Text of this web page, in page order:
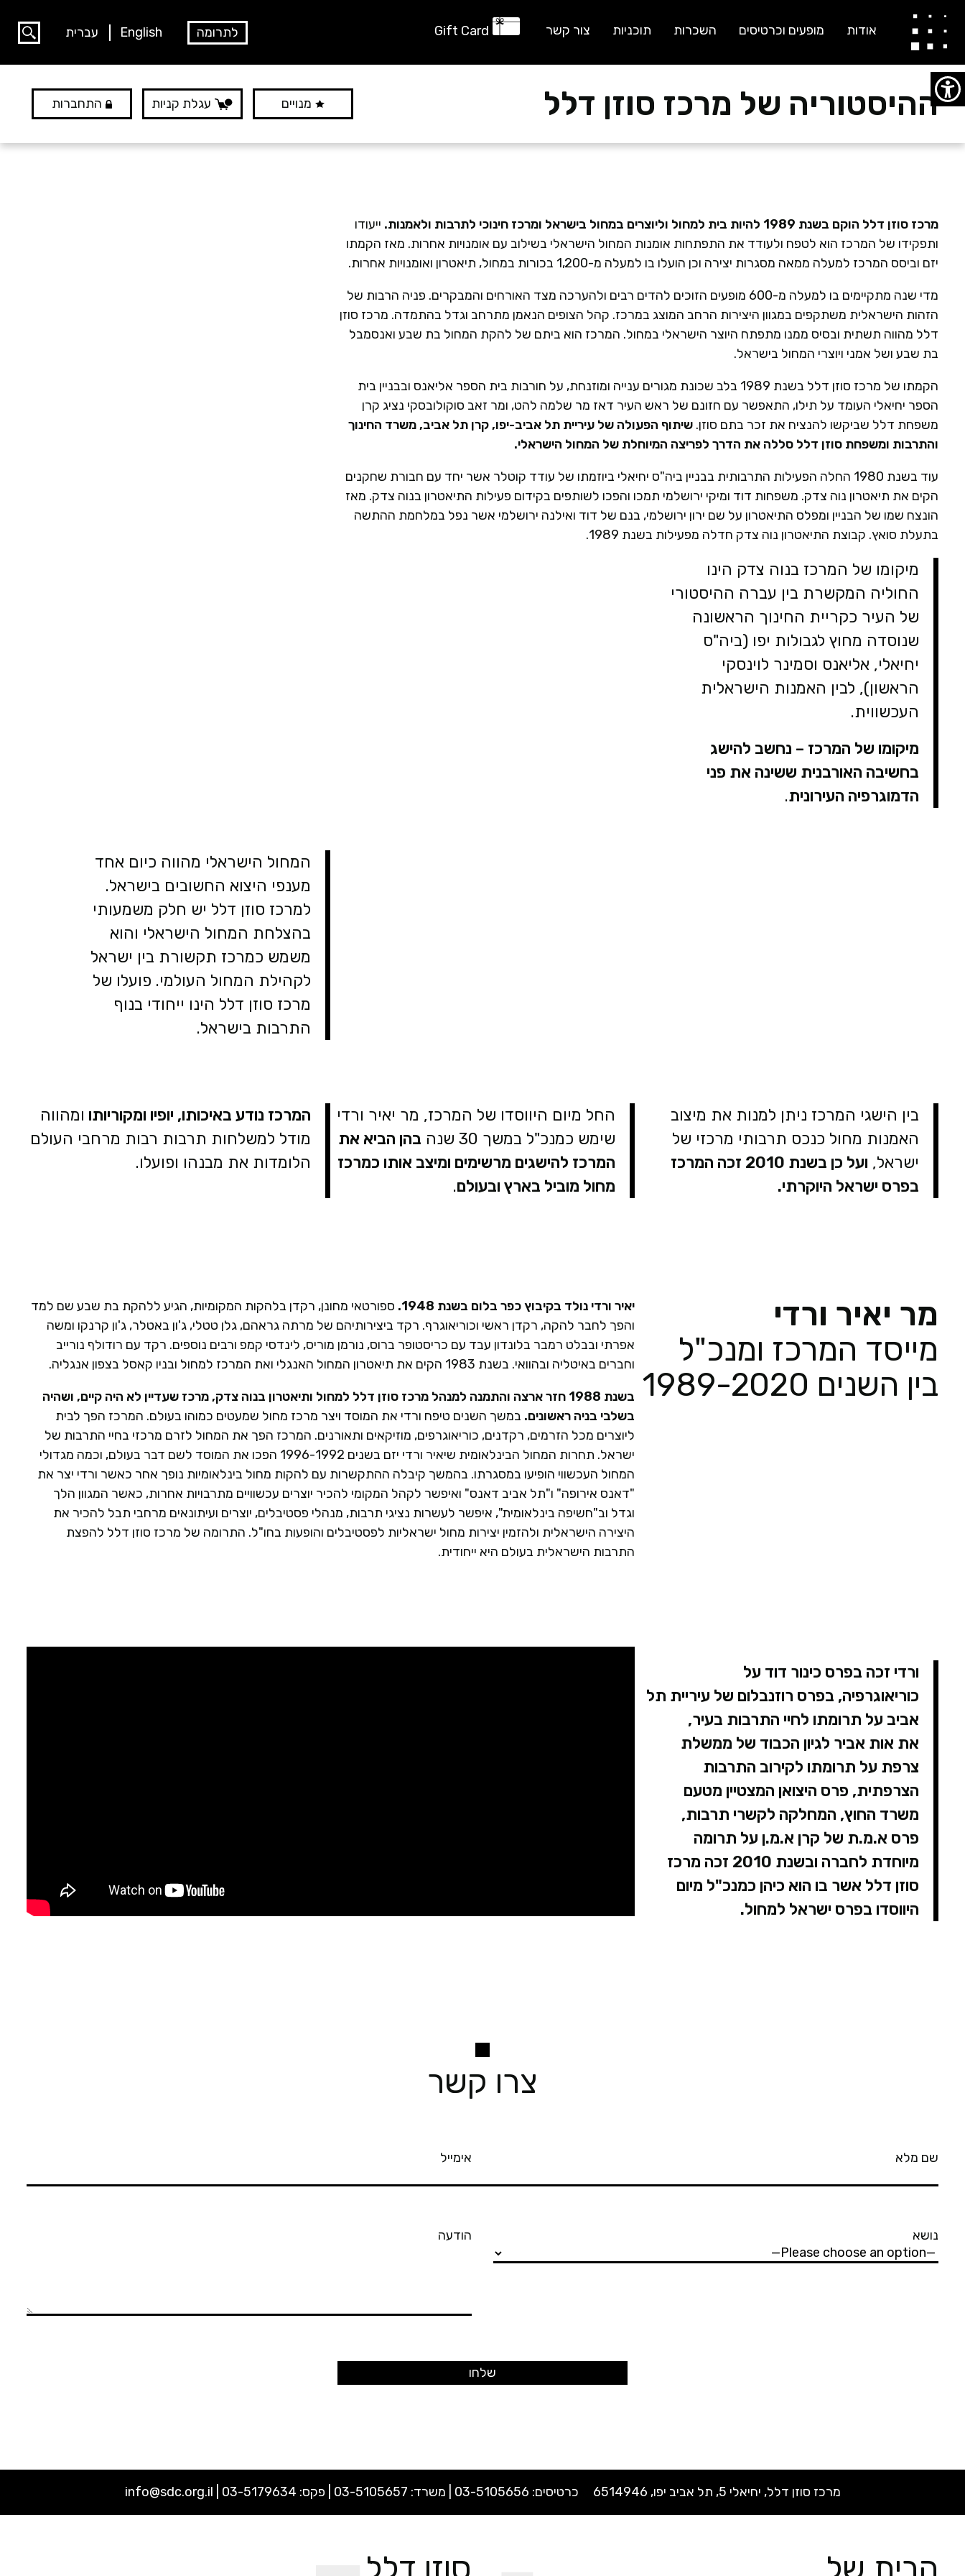
אודות מופעים וכרטיסים השכרות תוכניות צור קשר Gift Card לתרומה English עברית
ההיסטוריה של מרכז סוזן דלל מנויים עגלת קניות התחברות
מרכז סוזן דלל הוקם בשנת 1989 להיות בית למחול וליוצרים במחול בישראל ומרכז חינוכי לתרבות ולאמנות.
ייעודו
ותפקידו של המרכז הוא לטפח ולעודד את התפתחות אומנות המחול הישראלי בשילוב עם אומנויות אחרות. מאז הקמתו
יזם וביסס המרכז למעלה ממאה מסגרות יצירה וכן הועלו בו למעלה מ-1,200 בכורות במחול, תיאטרון ואומנויות אחרות.
מדי שנה מתקיימים בו למעלה מ-600 מופעים הזוכים להדים רבים ולהערכה מצד האורחים והמבקרים. פניה הרבות של
הזהות הישראלית משתקפים במגוון היצירות הרחב המוצג במרכז. קהל הצופים הנאמן מתרחב וגדל בהתמדה. מרכז סוזן
דלל מהווה תשתית ובסיס ממנו מתפתח היוצר הישראלי במחול. המרכז הוא ביתם של להקת המחול בת שבע ואנסמבל
בת שבע ושל אמני ויוצרי המחול בישראל.
הקמתו של מרכז סוזן דלל בשנת 1989 בלב שכונת מגורים ענייה ומוזנחת, על חורבות בית הספר אליאנס ובבניין בית
הספר יחיאלי העומד על תילו, התאפשר עם חזונם של ראש העיר דאז מר שלמה להט, ומר זאב סוקולובסקי נציג קרן
משפחת דלל שביקשו להנציח את זכר בתם סוזן. שיתוף הפעולה של עיריית תל אביב-יפו, קרן תל אביב, משרד החינוך
והתרבות ומשפחת סוזן דלל סללה את הדרך לפריצה המיוחלת של המחול הישראלי.
עוד בשנת 1980 החלה הפעילות התרבותית בבניין ביה"ס יחיאלי ביוזמתו של עודד קוטלר אשר יחד עם חבורת שחקנים
הקים את תיאטרון נוה צדק. משפחות דוד ומיקי ירושלמי תמכו והפכו לשותפים בקידום פעילות התיאטרון בנוה צדק. מאז
הונצח שמו של הבניין ומפלס התיאטרון על שם ירון ירושלמי, בנם של דוד ואילנה ירושלמי אשר נפל במלחמת ההתשה
בתעלת סואץ. קבוצת התיאטרון נוה צדק חדלה מפעילות בשנת 1989.
מיקומו של המרכז בנוה צדק הינו
החוליה המקשרת בין עברה ההיסטורי
של העיר כקריית החינוך הראשונה
שנוסדה מחוץ לגבולות יפו (ביה"ס
יחיאלי, אליאנס וסמינר לוינסקי
הראשון), לבין האמנות הישראלית
העכשווית.
מיקומו של המרכז – נחשב להישג
בחשיבה האורבנית ששינה את פני
הדמוגרפיה העירונית.
המחול הישראלי מהווה כיום אחד
מענפי היצוא החשובים בישראל.
למרכז סוזן דלל יש חלק משמעותי
בהצלחת המחול הישראלי והוא
משמש כמרכז תקשורת בין ישראל
לקהילת המחול העולמי. פועלו של
מרכז סוזן דלל הינו ייחודי בנוף
התרבות בישראל.
בין הישגי המרכז ניתן למנות את מיצוב
האמנות מחול כנכס תרבותי מרכזי של
ישראל,
ועל כן בשנת 2010 זכה המרכז
בפרס ישראל היוקרתי.
החל מיום היווסדו של המרכז, מר יאיר ורדי
שימש כמנכ"ל במשך 30 שנה
בהן הביא את
המרכז להישגים מרשימים ומיצב אותו כמרכז
מחול מוביל בארץ ובעולם.
המרכז נודע באיכותו, יופיו ומקוריותו ומהווה
מודל למשלחות תרבות רבות מרחבי העולם
הלומדות את מבנהו ופועלו.
מר יאיר ורדי
מייסד המרכז ומנכ"ל
בין השנים 1989-2020
יאיר ורדי נולד בקיבוץ כפר בלום בשנת 1948.
ספורטאי מחונן, רקדן בלהקות המקומיות, הגיע ללהקת בת שבע שם למד
והפך לחבר להקה, רקדן ראשי וכוריאוגרף. רקד ביצירותיהם של מרתה גראהם, גלן טטלי, ג'ון באטלר, ג'ון קרנקו ומשה
אפרתי ובבלט רמבר בלונדון עבד עם כריסטופר ברוס, נורמן מוריס, לינדסי קמפ ורבים נוספים. רקד עם רודולף נורייב
וחברים באיטליה ובהוואי. בשנת 1983 הקים את תיאטרון המחול האנגלי ואת המרכז למחול ובניו קאסל בצפון אנגליה.
בשנת 1988 חזר ארצה והתמנה למנהל מרכז סוזן דלל למחול ותיאטרון בנוה צדק, מרכז שעדיין לא היה קיים, ושהיה
בשלבי בניה ראשונים. במשך השנים טיפח ורדי את המוסד ויצר מרכז מחול שמעטים כמוהו בעולם. המרכז הפך לבית
ליוצרים מכל הזרמים, רקדנים, כוריאוגרפים, מוזיקאים ותאורנים. המרכז הפך את המחול לזרם מרכזי בחיי התרבות של
ישראל. תחרות המחול הבינלאומית שיאיר ורדי יזם בשנים 1996-1992 הפכו את המוסד לשם דבר בעולם, וכמה מגדולי
המחול העכשווי הופיעו במסגרתו. בהמשך קיבלה ההתקשרות עם להקות מחול בינלאומיות נופך אחר כאשר ורדי יצר את
"דאנס אירופה" ו"תל אביב דאנס" ואיפשר לקהל המקומי להכיר יוצרים עכשוויים מתרבויות אחרות, כאשר המגוון הלך
וגדל וב"חשיפה בינלאומית", איפשר לעשרות נציגי תרבות, מנהלי פסטיבלים, יוצרים ועיתונאים מרחבי תבל להכיר את
היצירה הישראלית ולהזמין יצירות מחול ישראליות לפסטיבלים והופעות בחו"ל. התרומה של מרכז סוזן דלל להפצת
התרבות הישראלית בעולם היא ייחודית.
ורדי זכה בפרס כינור דוד על
כוריאוגרפיה, בפרס רוזנבלום של עיריית תל
אביב על תרומתו לחיי התרבות בעיר,
את אות אביר לגיון הכבוד של ממשלת
צרפת על תרומתו לקירוב התרבות
הצרפתית, פרס היצואן המצטיין מטעם
משרד החוץ, המחלקה לקשרי תרבות,
פרס א.מ.ת של קרן א.מ.ן על תרומה
מיוחדת לחברה ובשנת 2010 זכה מרכז
סוזן דלל אשר בו הוא כיהן כמנכ"ל מיום
היווסדו בפרס ישראל למחול.
צרו קשר
שם מלא אימייל
נושא הודעה
מרכז סוזן דלל, יחיאלי 5, תל אביב יפו, 6514946 כרטיסים: 03-5105656 | משרד: 03-5105657 | פקס: 03-5179634 | info@sdc.org.il